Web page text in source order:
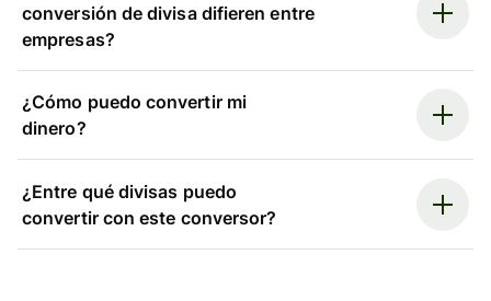
conversión de divisa difieren entre
empresas?
¿Cómo puedo convertir mi
dinero?
¿Entre qué divisas puedo
convertir con este conversor?